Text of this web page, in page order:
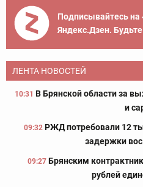
Подписывайтесь на
Яндекс.Дзен.
ЛЕНТА НОВОСТЕЙ
10:31 В Брянской области за
и
09:32 РЖД потребовали 12
задержки
09:27 Брянским
рублей